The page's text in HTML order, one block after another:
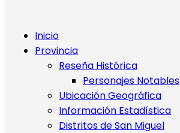
Inicio
Provincia
Reseña Histórica
Personajes Notables
Ubicación Geográfica
Información Estadística
Distritos de San Miguel